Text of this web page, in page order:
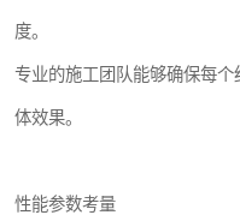
度。
专业的施工团队能够确保每
体效果。
性能参数考量